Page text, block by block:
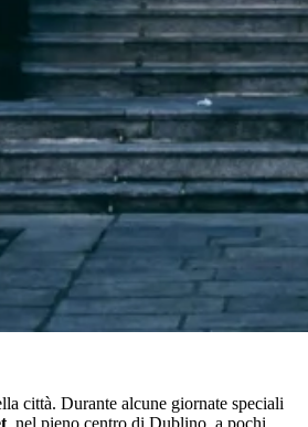
città. Durante alcune giornate speciali